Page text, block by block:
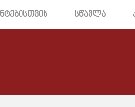
ᲡᲬᲐᲕᲚᲐ